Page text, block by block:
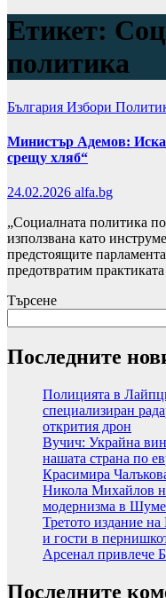
Етикет:
политика
България Избори
Министър Адемов:
срещу хляб“
24.02.2026 alfa.bg
„Социалната политика
използвана като
предстоящите
предотвратим
Търсене
Последните
Полицията в
специализиран
открития дрон
Вучич: Украйна
нашата страна по
Красимира
Никола Михайлов
модернизма в
Третото издание
и гости в
Арсенал привлече
Последните